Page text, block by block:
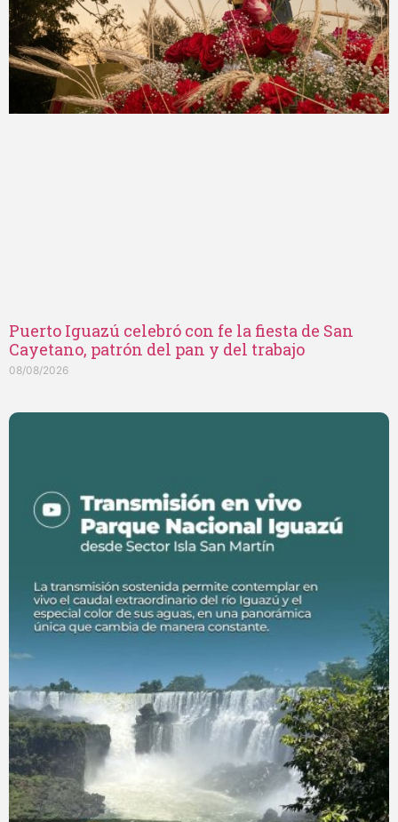
Puerto Iguazú celebró con fe la fiesta de San
Cayetano, patrón del pan y del trabajo
08/08/2026